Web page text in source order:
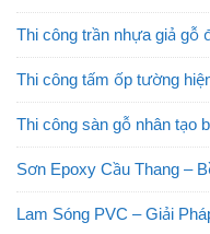
Thi công trần nhựa giả gỗ
Thi công tấm ốp tường
Thi công sàn gỗ nhân tạo
Sơn Epoxy Cầu Thang –
Lam Sóng PVC – Giải